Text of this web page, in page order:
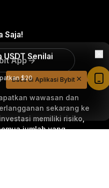
wawasan dan
sekarang ke
memiliki risiko,
jumlah yang
Saja!
App
Senilai
$20
Baca di Aplikasi Bybit